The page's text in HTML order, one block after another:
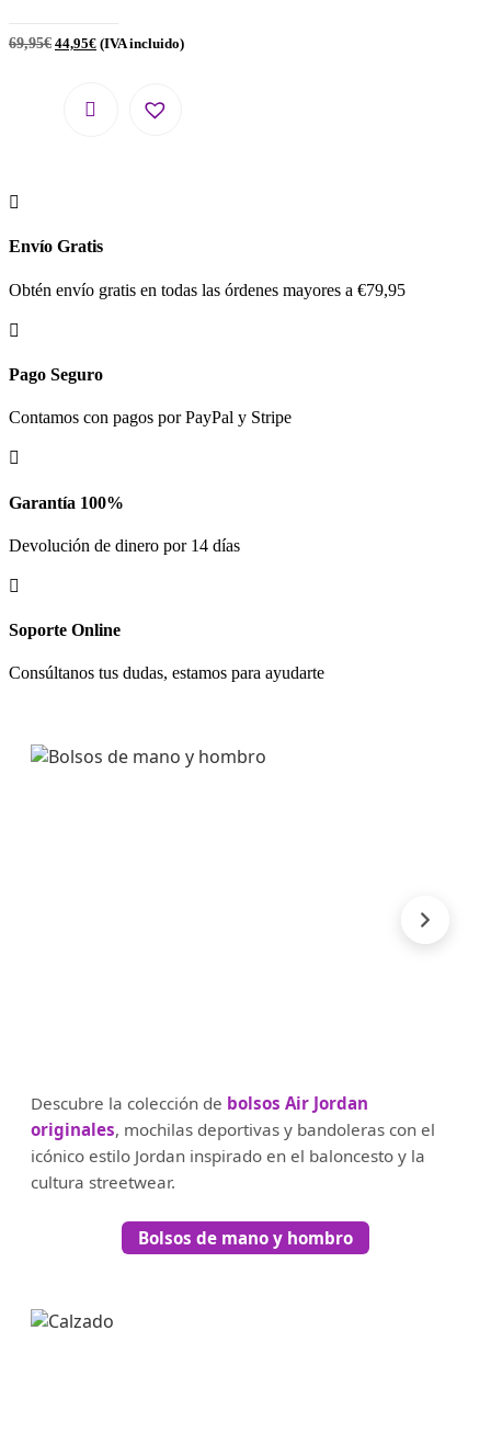
69,95€ 44,95€ (IVA incluido)

Envío Gratis
Obtén envío gratis en todas las órdenes mayores a €79,95

Pago Seguro
Contamos con pagos por PayPal y Stripe

Garantía 100%
Devolución de dinero por 14 días

Soporte Online
Consúltanos tus dudas, estamos para ayudarte
Descubre la colección de bolsos Air Jordan
originales, mochilas deportivas y bandoleras con el
icónico estilo Jordan inspirado en el baloncesto y la
cultura streetwear.
Bolsos de mano y hombro